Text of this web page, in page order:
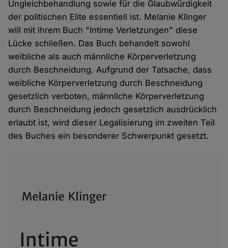
Ungleichbehandlung sowie für die Glaubwürdigkeit
der politischen Elite essentiell ist. Melanie Klinger
will mit ihrem Buch "Intime Verletzungen" diese
Lücke schließen. Das Buch behandelt sowohl
weibliche als auch männliche Körperverletzung
durch Beschneidung. Aufgrund der Tatsache, dass
weibliche Körperverletzung durch Beschneidung
gesetzlich verboten, männliche Körperverletzung
durch Beschneidung jedoch gesetzlich ausdrücklich
erlaubt ist, wird dieser Legalisierung im zweiten Teil
des Buches ein besonderer Schwerpunkt gesetzt.